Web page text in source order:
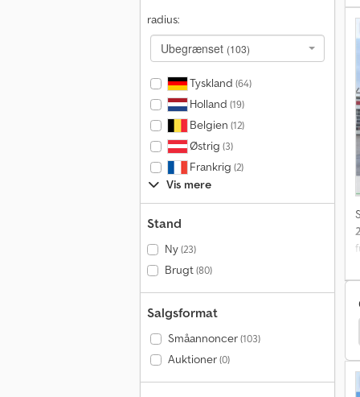
radius:
Ubegrænset (103)
Tyskland (64)
Holland (19)
Belgien (12)
Østrig (3)
Frankrig (2)
Vis mere
Stand
Ny(23)
Brugt(80)
Salgsformat
Småannoncer(103)
Auktioner(0)
Knapen Anhænger Knapen Kowf Anhænger